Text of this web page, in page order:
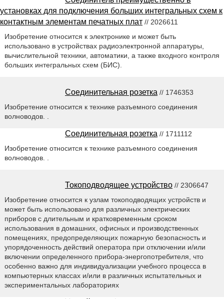
установках для подключения больших интегральных схем к
контактным элементам печатных плат // 2026611
Изобретение относится к электронике и может быть
использовано в устройствах радиоэлектронной аппаратуры,
вычислительной техники, автоматики, а также входного контроля
больших интегральных схем (БИС).
Соединительная розетка // 1746353
Изобретение относится к технике разъемного соединения
волноводов. .
Соединительная розетка // 1711112
Изобретение относится к технике разъемного соединения
волноводов. .
Токоподводящее устройство // 2306647
Изобретение относится к узлам токоподводящих устройств и
может быть использовано для различных электрических
приборов с длительным и кратковременным сроком
использования в домашних, офисных и производственных
помещениях, предопределяющих пожарную безопасность и
упорядоченность действий оператора при отключении и/или
включении определенного прибора-энергопотребителя, что
особенно важно для индивидуализации учебного процесса в
компьютерных классах и/или в различных испытательных и
экспериментальных лабораториях